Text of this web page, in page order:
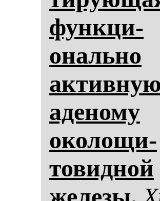
фун­кци­
ональ­но
ак­тив­ную
аде­но­му
око­ло­щи­
то­вид­ной